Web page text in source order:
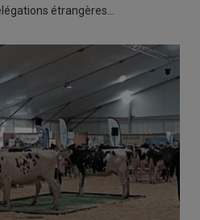
étrangères…